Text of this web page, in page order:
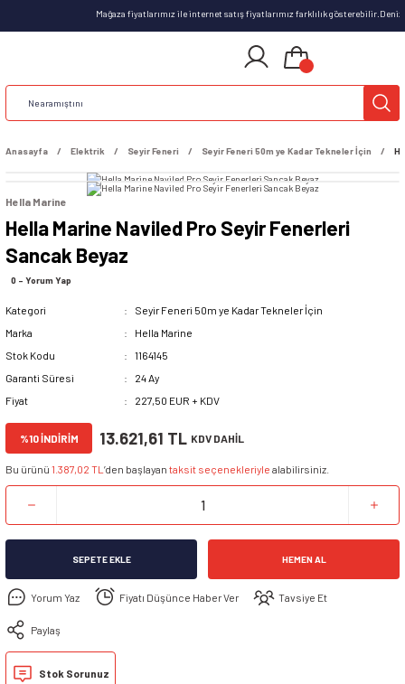
Mağaza fiyatlarımız ile internet satış fiyatlarımız farklılık
Anasayfa Elektrik Seyir Feneri Seyir Feneri 50m ye Kadar Tekneler İçin
Hella Marine
Hella Marine Naviled Pro Seyir Fenerleri
Sancak Beyaz
0 - Yorum Yap
Kategori
Seyir Feneri 50m ye Kadar Tekneler İçin
Marka
Hella Marine
Stok Kodu
1164145
Garanti Süresi
24 Ay
Fiyat
227,50 EUR + KDV
%10 İNDİRİM 13.621,61 TL KDV DAHİL
Bu ürünü 1.387,02 TL ’den başlayan taksit seçenekleriyle alabilirsiniz.
SEPETE EKLE HEMEN AL
Yorum Yaz Fiyatı Düşünce Haber Ver Tavsiye Et
Paylaş
Stok Sorunuz